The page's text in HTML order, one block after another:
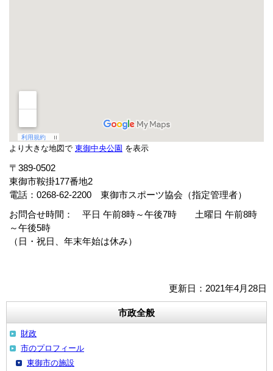
より大きな地図で 東御中央公園 を表示
〒389-0502
東御市鞍掛177番地2
電話：0268-62-2200 東御市スポーツ協会（指定管理者）
お問合せ時間： 平日 午前8時～午後7時 土曜日 午前8時
～午後5時
（日・祝日、年末年始は休み）
更新日：2021年4月28日
市政全般
財政
市のプロフィール
東御市の施設